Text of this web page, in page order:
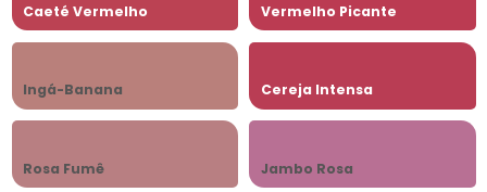
Caeté Vermelho Vermelho Picante
Ingá-Banana Cereja Intensa
Rosa Fumê Jambo Rosa